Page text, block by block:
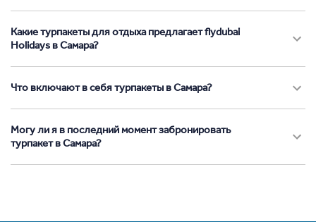
Какие турпакеты для отдыха предлагает flydubai
Holidays в Самара?
Что включают в себя турпакеты в Самара?
Могу ли я в последний момент забронировать
турпакет в Самара?